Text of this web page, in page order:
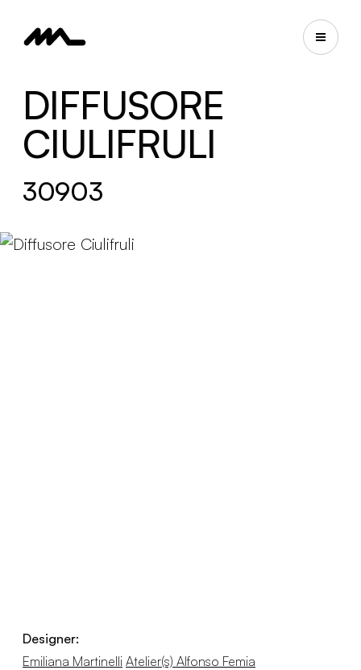
DIFFUSORE
CIULIFRULI
30903
Designer:
Emiliana Martinelli Atelier(s) Alfonso Femia